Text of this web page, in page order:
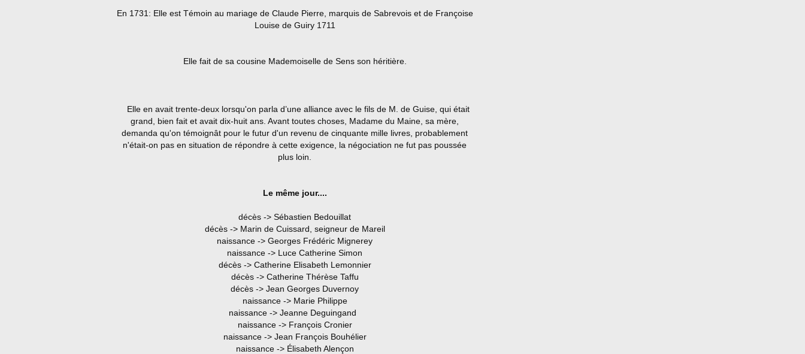
En 1731: Elle est Témoin au mariage de Claude Pierre, marquis de Sabrevois et de Françoise
Louise de Guiry 1711
Elle fait de sa cousine Mademoiselle de Sens son héritière.
Elle en avait trente-deux lorsqu'on parla d’une alliance avec le fils de M. de Guise, qui était
grand, bien fait et avait dix-huit ans. Avant toutes choses, Madame du Maine, sa mère,
demanda qu'on témoignât pour le futur d'un revenu de cinquante mille livres, probablement
n'était-on pas en situation de répondre à cette exigence, la négociation ne fut pas poussée
plus loin.
Le même jour....
décès -> Sébastien Bedouillat
décès -> Marin de Cuissard, seigneur de Mareil
naissance -> Georges Frédéric Mignerey
naissance -> Luce Catherine Simon
décès -> Catherine Elisabeth Lemonnier
décès -> Catherine Thérèse Taffu
décès -> Jean Georges Duvernoy
naissance -> Marie Philippe
naissance -> Jeanne Deguingand
naissance -> François Cronier
naissance -> Jean François Bouhélier
naissance -> Élisabeth Alençon